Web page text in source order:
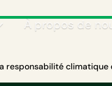
À propos de
responsabilité